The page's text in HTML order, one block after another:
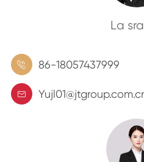
La
 86-18057437999
